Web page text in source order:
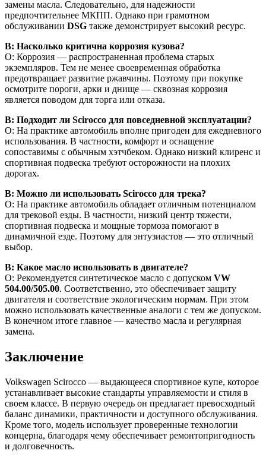
замены масла. Следовательно, для надежности
предпочтительнее МКПП. Однако при грамотном
обслуживании DSG также демонстрирует высокий ресурс.
В: Насколько критична коррозия кузова?
О: Коррозия — распространенная проблема старых
экземпляров. Тем не менее своевременная обработка
предотвращает развитие ржавчины. Поэтому при покупке
осмотрите пороги, арки и днище — сквозная коррозия
является поводом для торга или отказа.
В: Подходит ли Scirocco для повседневной эксплуатации?
О: На практике автомобиль вполне пригоден для ежедневного
использования. В частности, комфорт и оснащение
сопоставимы с обычным хэтчбеком. Однако низкий клиренс и
спортивная подвеска требуют осторожности на плохих
дорогах.
В: Можно ли использовать Scirocco для трека?
О: На практике автомобиль обладает отличным потенциалом
для трековой езды. В частности, низкий центр тяжести,
спортивная подвеска и мощные тормоза помогают в
динамичной езде. Поэтому для энтузиастов — это отличный
выбор.
В: Какое масло использовать в двигателе?
О: Рекомендуется синтетическое масло с допуском VW
504.00/505.00. Соответственно, это обеспечивает защиту
двигателя и соответствие экологическим нормам. При этом
можно использовать качественные аналоги с тем же допуском.
В конечном итоге главное — качество масла и регулярная
замена.
Заключение
Volkswagen Scirocco — выдающееся спортивное купе, которое
устанавливает высокие стандарты управляемости и стиля в
своем классе. В первую очередь он предлагает превосходный
баланс динамики, практичности и доступного обслуживания.
Кроме того, модель использует проверенные технологии
концерна, благодаря чему обеспечивает ремонтопригодность
и долговечность.